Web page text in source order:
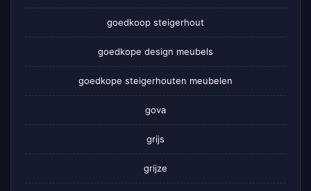
goedkoop steigerhout
goedkope design meubels
goedkope steigerhouten meubelen
gova
grijs
grijze